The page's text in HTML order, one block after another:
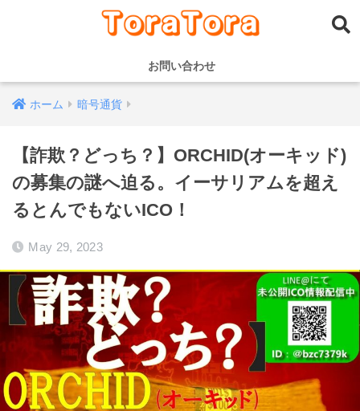
お問い合わせ
ホーム 暗号通貨
【詐欺？どっち？】ORCHID(オーキッド)
の募集の謎へ迫る。イーサリアムを超え
るとんでもないICO！
May 29, 2023